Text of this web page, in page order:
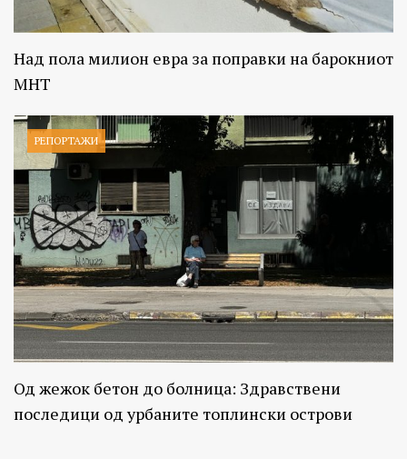
Над пола милион евра за поправки на барокниот
МНТ
РЕПОРТАЖИ
Од жежок бетон до болница: Здравствени
последици од урбаните топлински острови